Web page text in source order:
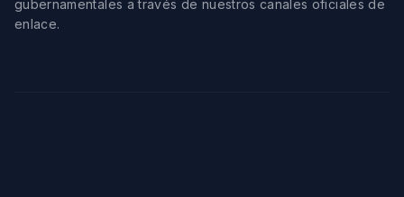
gubernamentales a través de nuestros canales oficiales de
enlace.